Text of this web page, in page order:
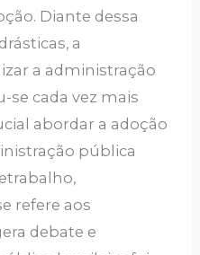
Diante dessa
a
a administração
se cada vez mais
abordar a adoção
pública
refere aos
debate e